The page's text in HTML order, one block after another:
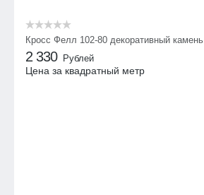
Кросс Фелл 102-80 декоративный камень
2 330 Рублей
Цена за квадратный метр